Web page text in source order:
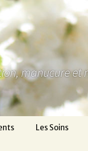
manucure
Les Soins